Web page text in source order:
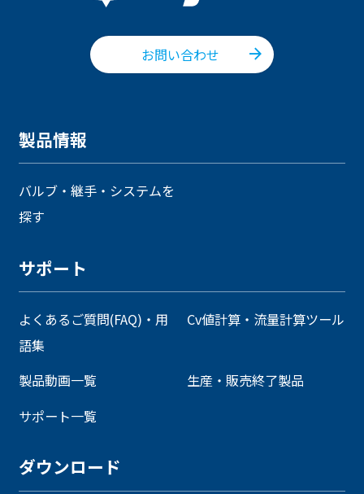
お問い合わせ
製品情報
バルブ・継手・システムを
探す
サポート
よくあるご質問(FAQ)・用
語集
Cv値計算・流量計算ツール
製品動画一覧
生産・販売終了製品
サポート一覧
ダウンロード